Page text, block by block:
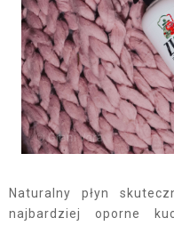
Naturalny płyn
najbardziej oporne